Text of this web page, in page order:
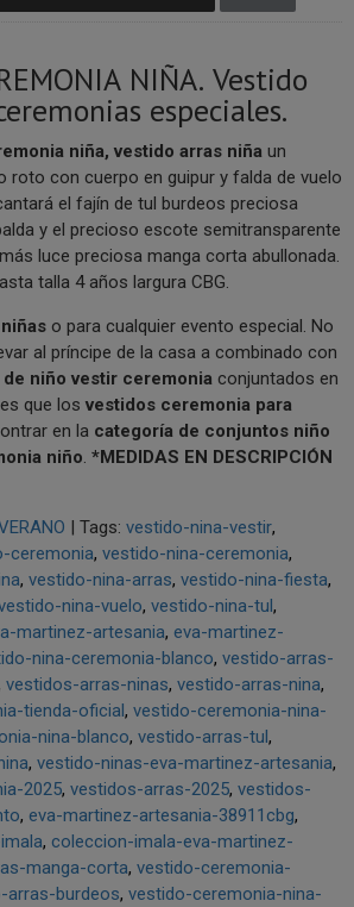
NIÑA. Vestido
especiales.
niña, vestido arras niña un
roto con cuerpo en guipur y falda de vuelo
el fajín de tul burdeos preciosa
y el precioso escote semitransparente
luce preciosa manga corta abullonada.
talla 4 años largura CBG.
o para cualquier evento especial. No
al príncipe de la casa a combinado con
niño vestir ceremonia conjuntados en
que los vestidos ceremonia para
en la categoría de conjuntos niño
niño *MEDIDAS EN DESCRIPCIÓN
| Tags: vestido-nina-vestir
ceremonia vestido-nina-ceremonia
vestido-nina-arras vestido-nina-fiesta
nina-vuelo vestido-nina-tul
martinez-artesania eva-martinez-
nina-ceremonia-blanco vestido-arras-
vestidos-arras-ninas vestido-arras-nina
tienda-oficial vestido-ceremonia-nina-
nina-blanco vestido-arras-tul
vestido-ninas-eva-martinez-artesania
2025 vestidos-arras-2025 vestidos-
eva-martinez-artesania-38911cbg
coleccion-imala-eva-martinez-
manga-corta vestido-ceremonia-
arras-burdeos vestido-ceremonia-nina-